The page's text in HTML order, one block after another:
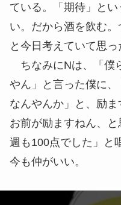
ている。「期待」と
い。だから酒を飲む。
と今日考えていて思っ
ちなみにNは、「僕
やん」と言った僕に
なんやんか」と、励
お前が励ますねん、
週も100点でした」と
今も仲がいい。